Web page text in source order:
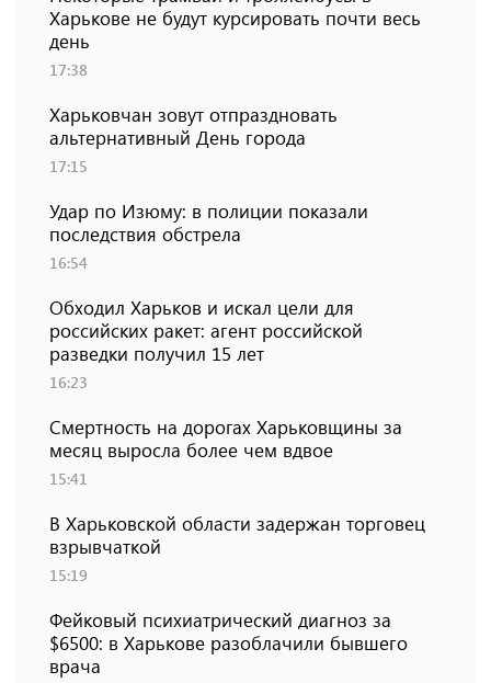
Харькове не будут курсировать почти весь
день
17:38
Харьковчан зовут отпраздновать
альтернативный День города
17:15
Удар по Изюму: в полиции показали
последствия обстрела
16:54
Обходил Харьков и искал цели для
российских ракет: агент российской
разведки получил 15 лет
16:23
Смертность на дорогах Харьковщины за
месяц выросла более чем вдвое
15:41
В Харьковской области задержан торговец
взрывчаткой
15:19
Фейковый психиатрический диагноз за
$6500: в Харькове разоблачили бывшего
врача